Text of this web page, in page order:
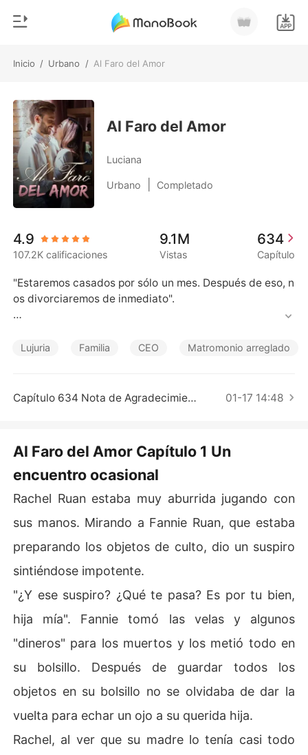
Inicio / Urbano / Al Faro del Amor
Recargar
Historia
Salir
Instalar APP
Género
Moderno
Hombre Lobo
Cuentos
Urbano
Al Faro del Amor
Luciana
Urbano Completado
4.9
107.2K calificaciones
9.1M
Vistas
634
Capítulo
"Estaremos casados por sólo un mes. Después de eso, n
os divorciaremos de inmediato".
onio antes de nacimiento, él no creía que una mujer tan
Poco sabían en aquel entonces que estaban destinados
mbres con los que salía, se casaron, contra todo pronós
tico. ¿Qué será de su vida de matrinomio?
Lujuria Familia CEO Matromonio arreglado
Capítulo 634 Nota de Agradecimiento 01-17 14:48
Al Faro del Amor Capítulo 1 Un
encuentro ocasional
Rachel Ruan estaba muy aburrida jugando con
sus manos. Mirando a Fannie Ruan, que estaba
preparando los objetos de culto, dio un suspiro
sintiéndose impotente.
"¿Y ese suspiro? ¿Qué te pasa? Es por tu bien,
hija mía". Fannie tomó las velas y algunos
"dineros" para los muertos y los metió todo en
su bolsillo. Después de guardar todos los
objetos en su bolsillo no se olvidaba de dar la
vuelta para echar un ojo a su querida hija.
Rachel, al ver que su madre lo tenía casi todo